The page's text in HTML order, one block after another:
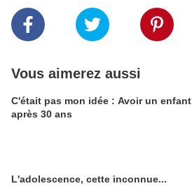
Vous aimerez aussi
C'était pas mon idée : Avoir un enfant
après 30 ans
L'adolescence, cette inconnue...